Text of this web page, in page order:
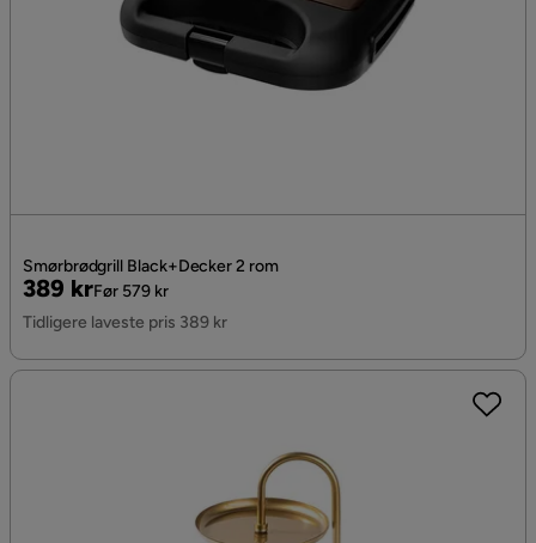
Smørbrødgrill Black+Decker 2 rom
Pris
389 kr
Original
Pris
Før 579 kr
Tidligere laveste pris 389 kr